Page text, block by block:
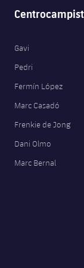
Gavi
Pedri
Fermín López
Marc Casadó
Frenkie de Jong
Dani Olmo
Marc Bernal